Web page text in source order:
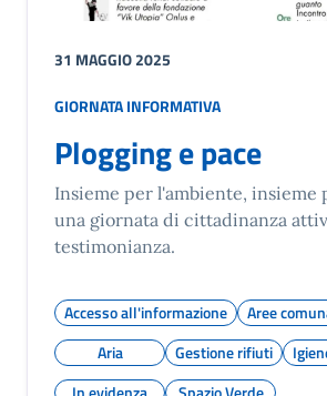
31 MAGGIO 2025
GIORNATA INFORMATIVA
Plogging e pace
Insieme per l'ambiente, insieme
una giornata di cittadinanza
testimonianza.
Accesso all'informazione
Aree
Aria
Gestione rifiuti